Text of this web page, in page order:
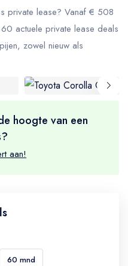
private lease? Vanaf € 508
actuele private lease deals
zowel nieuw als
hoogte van een
aan!
60 mnd